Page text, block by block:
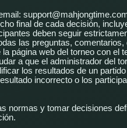
final de cada decisión,
deben seguir
las preguntas,
página web del torneo con el
a que el administrador del
los resultados de un
incorrecto o los
normas y tomar decisiones